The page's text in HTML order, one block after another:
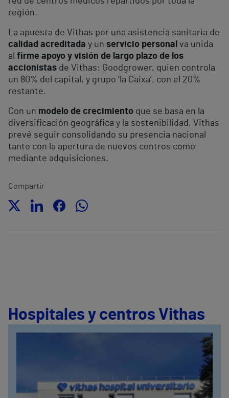
región.
La apuesta de Vithas por una asistencia sanitaria de
calidad acreditada y un servicio personal va unida
al firme apoyo y visión de largo plazo de los
accionistas de Vithas: Goodgrower, quien controla
un 80% del capital, y grupo ‘la Caixa’, con el 20%
restante.
Con un modelo de crecimiento que se basa en la
diversificación geográfica y la sostenibilidad, Vithas
prevé seguir consolidando su presencia nacional
tanto con la apertura de nuevos centros como
mediante adquisiciones.
Compartir
Hospitales y centros Vithas